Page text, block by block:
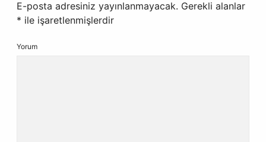
E-posta adresiniz yayınlanmayacak. Gerekli alanlar
* ile işaretlenmişlerdir
Yorum